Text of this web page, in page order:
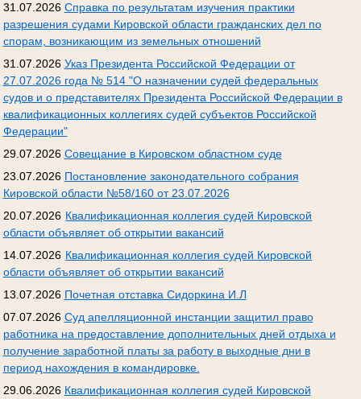
31.07.2026 Справка по результатам изучения практики
разрешения судами Кировской области гражданских дел по
спорам, возникающим из земельных отношений
31.07.2026 Указ Президента Российской Федерации от
27.07.2026 года № 514 "О назначении судей федеральных
судов и о представителях Президента Российской Федерации в
квалификационных коллегиях судей субъектов Российской
Федерации"
29.07.2026 Совещание в Кировском областном суде
23.07.2026 Постановление законодательного собрания
Кировской области №58/160 от 23.07.2026
20.07.2026 Квалификационная коллегия судей Кировской
области объявляет об открытии вакансий
14.07.2026 Квалификационная коллегия судей Кировской
области объявляет об открытии вакансий
13.07.2026 Почетная отставка Сидоркина И.Л
07.07.2026 Суд апелляционной инстанции защитил право
работника на предоставление дополнительных дней отдыха и
получение заработной платы за работу в выходные дни в
период нахождения в командировке.
29.06.2026 Квалификационная коллегия судей Кировской